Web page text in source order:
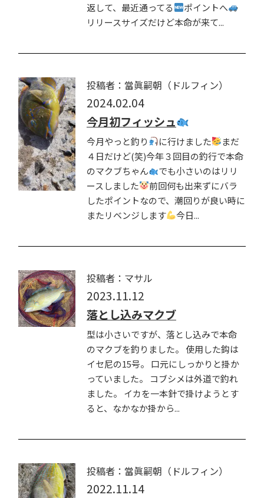
返して、最近通ってる
ポイントへ
リリースサイズだけど本命が来て...
投稿者：當眞嗣朝（ドルフィン）
2024.02.04
今月初フィッシュ
今月やっと釣り に行けました
まだ
４日だけど(笑)今年３回目の釣行で本命
のマクブちゃん
でも小さいのはリリ
ースしました
前回何も出来ずにバラ
したポイントなので、潮回りが良い時に
またリベンジします
今日...
投稿者：マサル
2023.11.12
落とし込みマクブ
型は小さいですが、落とし込みで本命
のマクブを釣りました。 使用した鈎は
イセ尼の15号。 口元にしっかりと掛か
っていました。 コブシメは外道で釣れ
ました。 イカを一本針で掛けようとす
ると、なかなか掛から...
投稿者：當眞嗣朝（ドルフィン）
2022.11.14